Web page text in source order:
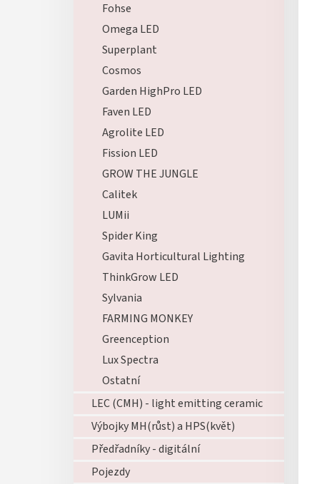
Fohse
Omega LED
Superplant
Cosmos
Garden HighPro LED
Faven LED
Agrolite LED
Fission LED
GROW THE JUNGLE
Calitek
LUMii
Spider King
Gavita Horticultural Lighting
ThinkGrow LED
Sylvania
FARMING MONKEY
Greenception
Lux Spectra
Ostatní
LEC (CMH) - light emitting ceramic
Výbojky MH(růst) a HPS(květ)
Předřadníky - digitální
Pojezdy